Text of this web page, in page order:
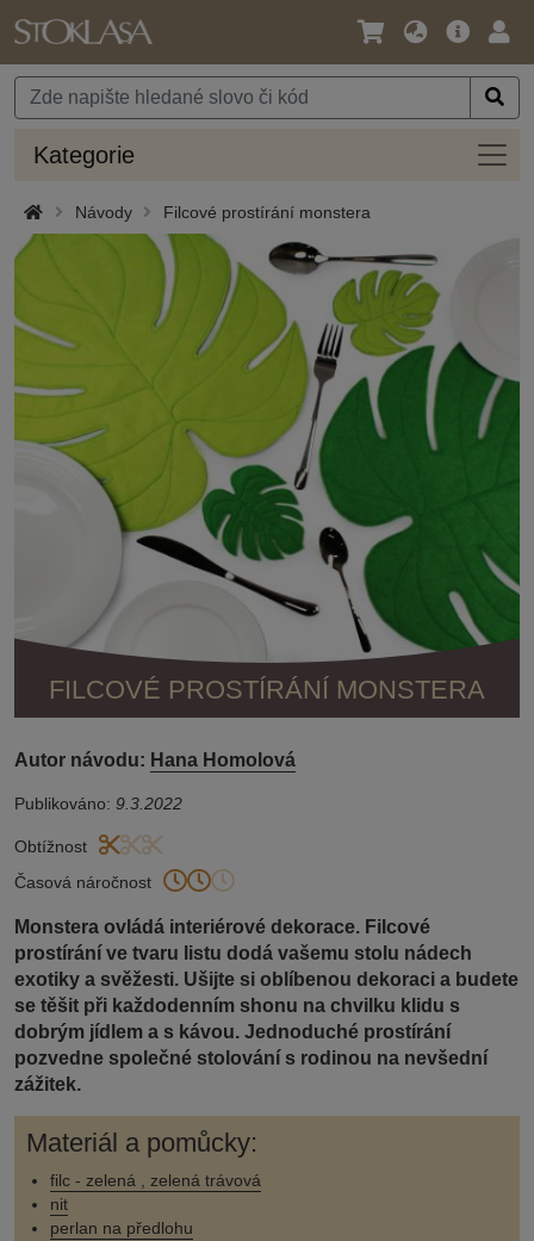
Jazyk
Měna
Hlavní
Kategorie
Návody Filcové prostírání monstera
FILCOVÉ PROSTÍRÁNÍ MONSTERA
Autor návodu: Hana Homolová
Publikováno: 9.3.2022
Obtížnost
Časová náročnost
Monstera ovládá interiérové dekorace. Filcové
prostírání ve tvaru listu dodá vašemu stolu nádech
exotiky a svěžesti. Ušijte si oblíbenou dekoraci a budete
se těšit při každodenním shonu na chvilku klidu s
dobrým jídlem a s kávou. Jednoduché prostírání
pozvedne společné stolování s rodinou na nevšední
zážitek.
Materiál a pomůcky:
filc - zelená , zelená trávová
nit
perlan na předlohu